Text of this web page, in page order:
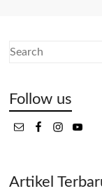
Follow us
Artikel